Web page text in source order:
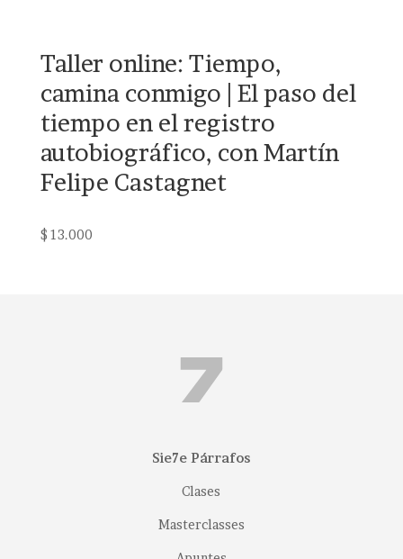
Taller online: Tiempo,
camina conmigo | El paso del
tiempo en el registro
autobiográfico, con Martín
Felipe Castagnet
$ 13.000
Sie7e Párrafos
Clases
Masterclasses